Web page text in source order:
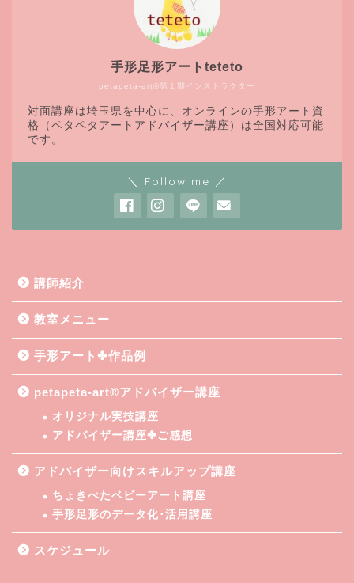
petapeta-art®第１期インストラクター
手形足形アートteteto
対面講座は埼玉県を中心に、オンラインの手形アート資
格（ペタペタアートアドバイザー講座）は全国対応可能
です。
＼ Follow me ／
講師紹介
教室メニュー
手形アート✤作品例
petapeta-art®アドバイザー講座
オリジナル実技講座
アドバイザー講座✤ご感想
アドバイザー向けスキルアップ講座
ちょきぺたベビーアート講座
手形足形のデータ化･活用講座
スケジュール